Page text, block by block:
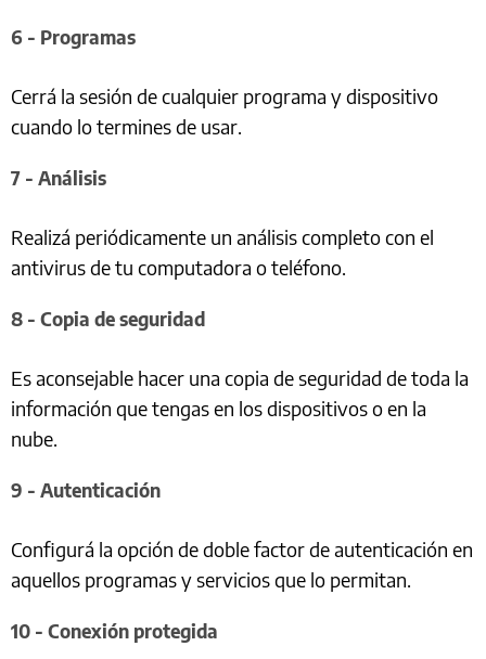
6 - Programas
Cerrá la sesión de cualquier programa y dispositivo
cuando lo termines de usar.
7 - Análisis
Realizá periódicamente un análisis completo con el
antivirus de tu computadora o teléfono.
8 - Copia de seguridad
Es aconsejable hacer una copia de seguridad de toda la
información que tengas en los dispositivos o en la
nube.
9 - Autenticación
Configurá la opción de doble factor de autenticación en
aquellos programas y servicios que lo permitan.
10 - Conexión protegida